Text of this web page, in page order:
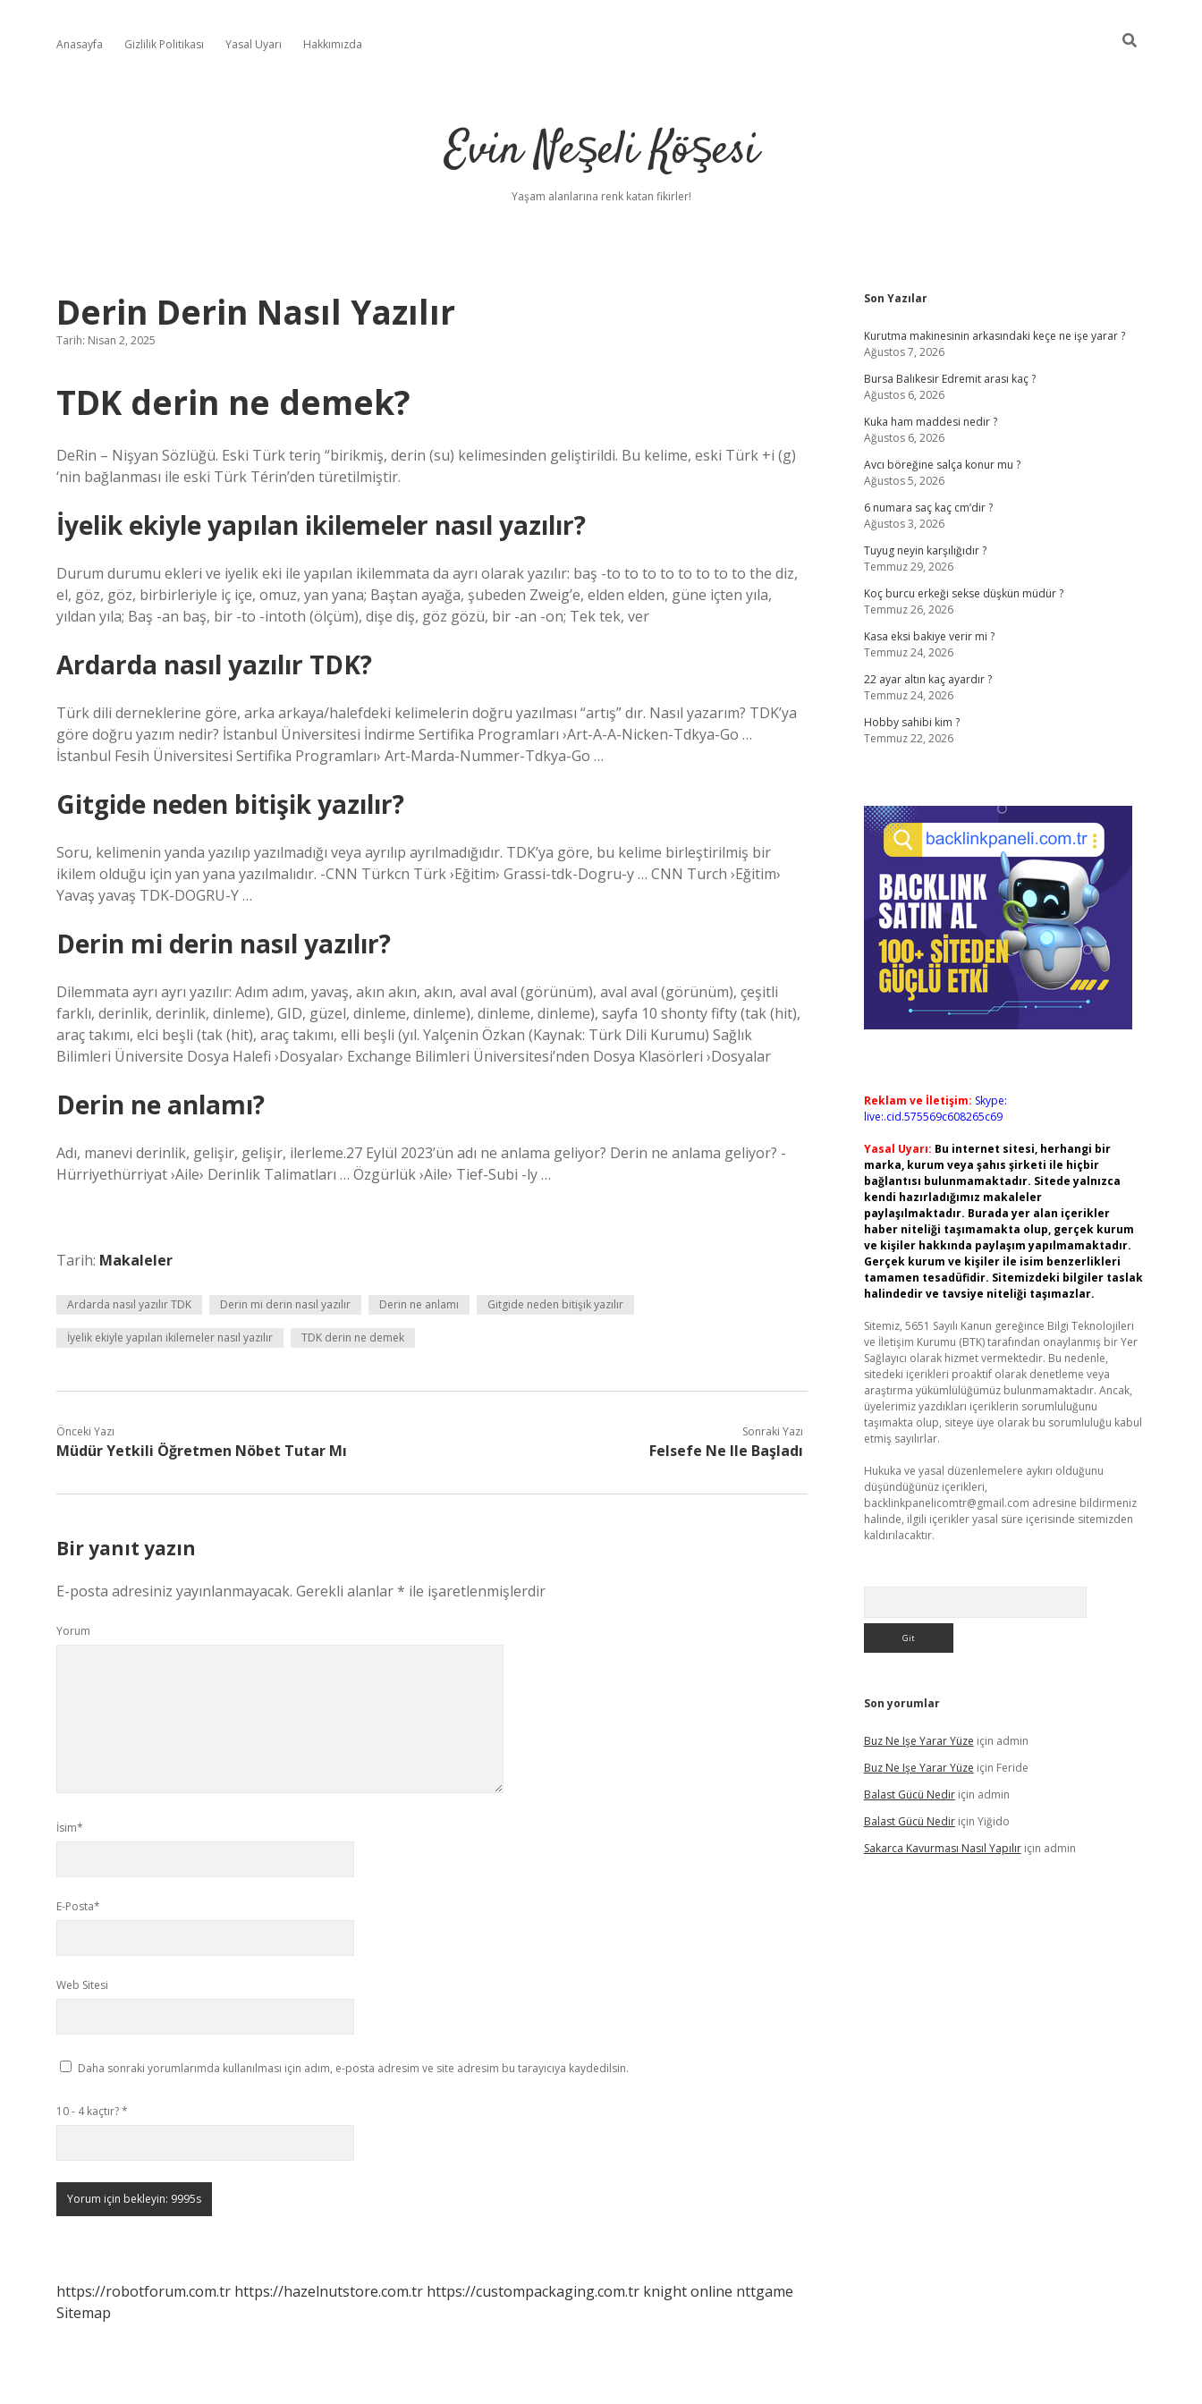
Anasayfa Gizlilik Politikası Yasal Uyarı Hakkımızda
Evin Neşeli Köşesi
Yaşam alanlarına renk katan fikirler!
Derin Derin Nasıl Yazılır
Tarih: Nisan 2, 2025
TDK derin ne demek?
DeRin – Nişyan Sözlüğü. Eski Türk teriŋ “birikmiş, derin (su) kelimesinden geliştirildi. Bu kelime, eski Türk +i (g)
‘nin bağlanması ile eski Türk Térin’den türetilmiştir.
İyelik ekiyle yapılan ikilemeler nasıl yazılır?
Durum durumu ekleri ve iyelik eki ile yapılan ikilemmata da ayrı olarak yazılır: baş -to to to to to to to to the diz,
el, göz, göz, birbirleriyle iç içe, omuz, yan yana; Baştan ayağa, şubeden Zweig’e, elden elden, güne içten yıla,
yıldan yıla; Baş -an baş, bir -to -intoth (ölçüm), dişe diş, göz gözü, bir -an -on; Tek tek, ver
Ardarda nasıl yazılır TDK?
Türk dili derneklerine göre, arka arkaya/halefdeki kelimelerin doğru yazılması “artış” dır. Nasıl yazarım? TDK’ya
göre doğru yazım nedir? İstanbul Üniversitesi İndirme Sertifika Programları ›Art-A-A-Nicken-Tdkya-Go …
İstanbul Fesih Üniversitesi Sertifika Programları› Art-Marda-Nummer-Tdkya-Go …
Gitgide neden bitişik yazılır?
Soru, kelimenin yanda yazılıp yazılmadığı veya ayrılıp ayrılmadığıdır. TDK’ya göre, bu kelime birleştirilmiş bir
ikilem olduğu için yan yana yazılmalıdır. -CNN Türkcn Türk ›Eğitim› Grassi-tdk-Dogru-y … CNN Turch ›Eğitim›
Yavaş yavaş TDK-DOGRU-Y …
Derin mi derin nasıl yazılır?
Dilemmata ayrı ayrı yazılır: Adım adım, yavaş, akın akın, akın, aval aval (görünüm), aval aval (görünüm), çeşitli
farklı, derinlik, derinlik, dinleme), GID, güzel, dinleme, dinleme), dinleme, dinleme), sayfa 10 shonty fifty (tak (hit),
araç takımı, elci beşli (tak (hit), araç takımı, elli beşli (yıl. Yalçenin Özkan (Kaynak: Türk Dili Kurumu) Sağlık
Bilimleri Üniversite Dosya Halefi ›Dosyalar› Exchange Bilimleri Üniversitesi’nden Dosya Klasörleri ›Dosyalar
Derin ne anlamı?
Adı, manevi derinlik, gelişir, gelişir, ilerleme.27 Eylül 2023’ün adı ne anlama geliyor? Derin ne anlama geliyor? -
Hürriyethürriyat ›Aile› Derinlik Talimatları … Özgürlük ›Aile› Tief-Subi -ly …
Tarih: Makaleler
Ardarda nasıl yazılır TDK Derin mi derin nasıl yazılır Derin ne anlamı Gitgide neden bitişik yazılır
İyelik ekiyle yapılan ikilemeler nasıl yazılır TDK derin ne demek
Önceki Yazı
Müdür Yetkili Öğretmen Nöbet Tutar Mı
Sonraki Yazı
Felsefe Ne Ile Başladı
Bir yanıt yazın
E-posta adresiniz yayınlanmayacak. Gerekli alanlar* ile işaretlenmişlerdir
Yorum
İsim*
E-Posta*
Web Sitesi
Daha sonraki yorumlarımda kullanılması için adım, e-posta adresim ve site adresim bu tarayıcıya kaydedilsin.
10 - 4 kaçtır?*
https://robotforum.com.tr https://hazelnutstore.com.tr https://custompackaging.com.tr knight online nttgame
Sitemap
Sidebar
Son Yazılar
Kurutma makinesinin arkasındaki keçe ne işe yarar ?
Ağustos 7, 2026
Bursa Balıkesir Edremit arası kaç ?
Ağustos 6, 2026
Kuka ham maddesi nedir ?
Ağustos 6, 2026
Avcı böreğine salça konur mu ?
Ağustos 5, 2026
6 numara saç kaç cm’dir ?
Ağustos 3, 2026
Tuyug neyin karşılığıdır ?
Temmuz 29, 2026
Koç burcu erkeği sekse düşkün müdür ?
Temmuz 26, 2026
Kasa eksi bakiye verir mi ?
Temmuz 24, 2026
22 ayar altın kaç ayardır ?
Temmuz 24, 2026
Hobby sahibi kim ?
Temmuz 22, 2026
Reklam ve İletişim: Skype:
live:.cid.575569c608265c69
Yasal Uyarı: Bu internet sitesi, herhangi bir
marka, kurum veya şahıs şirketi ile hiçbir
bağlantısı bulunmamaktadır. Sitede yalnızca
kendi hazırladığımız makaleler
paylaşılmaktadır. Burada yer alan içerikler
haber niteliği taşımamakta olup, gerçek kurum
ve kişiler hakkında paylaşım yapılmamaktadır.
Gerçek kurum ve kişiler ile isim benzerlikleri
tamamen tesadüfidir. Sitemizdeki bilgiler taslak
halindedir ve tavsiye niteliği taşımazlar.
Sitemiz, 5651 Sayılı Kanun gereğince Bilgi Teknolojileri
ve İletişim Kurumu (BTK) tarafından onaylanmış bir Yer
Sağlayıcı olarak hizmet vermektedir. Bu nedenle,
sitedeki içerikleri proaktif olarak denetleme veya
araştırma yükümlülüğümüz bulunmamaktadır. Ancak,
üyelerimiz yazdıkları içeriklerin sorumluluğunu
taşımakta olup, siteye üye olarak bu sorumluluğu kabul
etmiş sayılırlar.
Hukuka ve yasal düzenlemelere aykırı olduğunu
düşündüğünüz içerikleri,
backlinkpanelicomtr@gmail.com adresine bildirmeniz
halinde, ilgili içerikler yasal süre içerisinde sitemizden
kaldırılacaktır.
Son yorumlar
Buz Ne Işe Yarar Yüze için admin
Buz Ne Işe Yarar Yüze için Feride
Balast Gücü Nediriçin admin
Balast Gücü Nediriçin Yiğido
Sakarca Kavurması Nasıl Yapılıriçin admin